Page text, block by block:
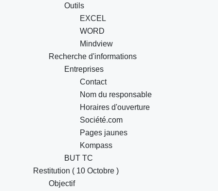
Outils
EXCEL
WORD
Mindview
Recherche d'informations
Entreprises
Contact
Nom du responsable
Horaires d'ouverture
Société.com
Pages jaunes
Kompass
BUT TC
Restitution ( 10 Octobre )
Objectif